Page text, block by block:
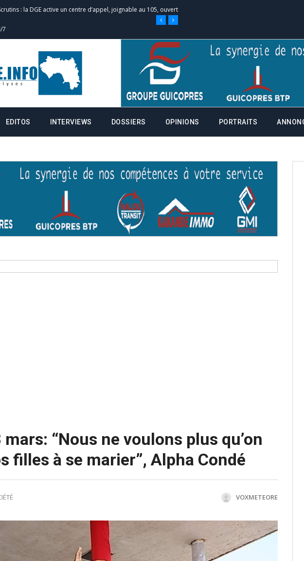
Communiqué relatif à la délivrance de la fiche de procuration
Convocation des membres des Commissions Administratives de
le 16 mai à 16h
Double scrutin du 31 mai : retrait des cartes d’électeurs possible
2026
de bureaux de vote : vos informations à transmettre
EDITOS INTERVIEWS DOSSIERS OPINIONS PORTRAITS
mars: “Nous ne voulons plus qu’on
filles à se marier”, Alpha Condé
VOXMETEORE